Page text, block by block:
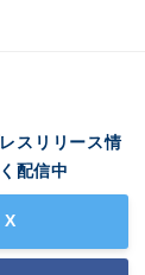
スリリース情
配信中
X